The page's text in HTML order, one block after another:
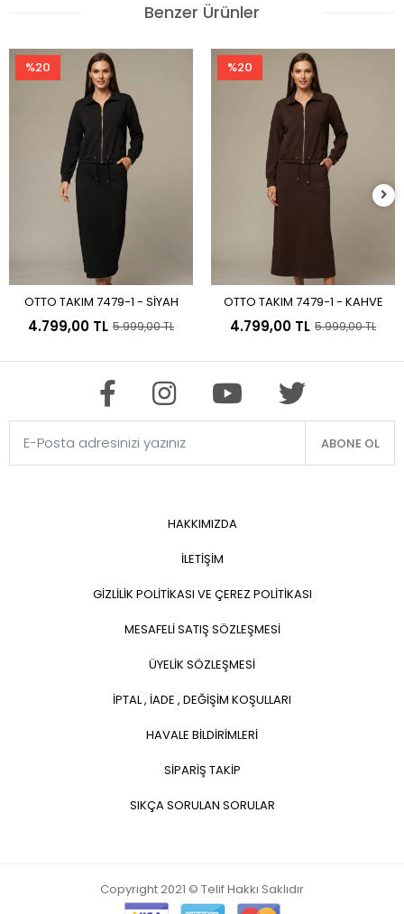
Benzer Ürünler
%20
Sepete Ekle
OTTO TAKIM 7479-1 - SİYAH
4.799,00 TL 5.999,00 TL
%20
Sepete Ekle
OTTO TAKIM 7479-1 - KAHVE
4.799,00 TL 5.999,00 TL
ABONE OL
HAKKIMIZDA
İLETİŞİM
GİZLİLİK POLİTİKASI VE ÇEREZ POLİTİKASI
MESAFELİ SATIŞ SÖZLEŞMESİ
ÜYELİK SÖZLEŞMESİ
İPTAL , İADE , DEĞİŞİM KOŞULLARI
HAVALE BİLDİRİMLERİ
SİPARİŞ TAKİP
SIKÇA SORULAN SORULAR
Copyright 2021 © Telif Hakkı Saklıdır